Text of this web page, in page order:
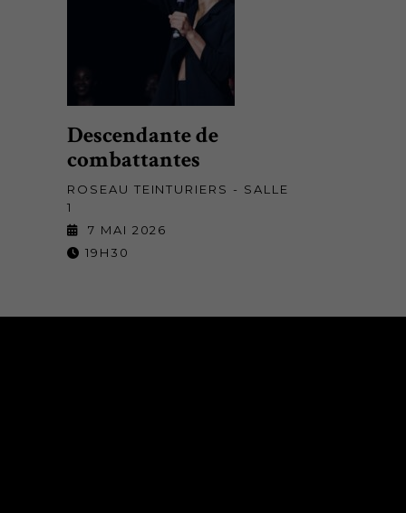
Descendante de
combattantes
ROSEAU TEINTURIERS - SALLE
1
7 MAI 2026
19H30